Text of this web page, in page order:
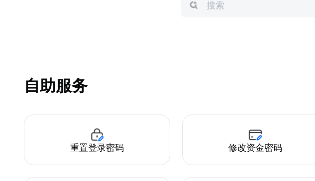
自助服务
重置登录密码 修改资金密码